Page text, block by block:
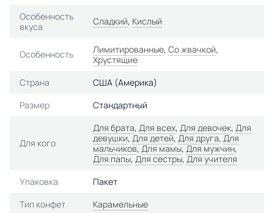
Особенность
вкуса
Сладкий, Кислый
Особенность Лимитированные, Со жвачкой,
Хрустящие
Страна
США (Америка)
Размер
Стандартный
Для кого
Для брата, Для всех, Для девочек, Для
девушки,Для детей, Для друга,Для
мальчиков,Для мамы,Для мужчин,
Для папы,Для сестры,Для учителя
Упаковка
Пакет
Тип конфет
Карамельные